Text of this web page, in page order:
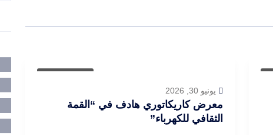
يونيو 30, 2026
معرض كاريكاتوري هادف في “القمة
الثقافي للكهرباء”